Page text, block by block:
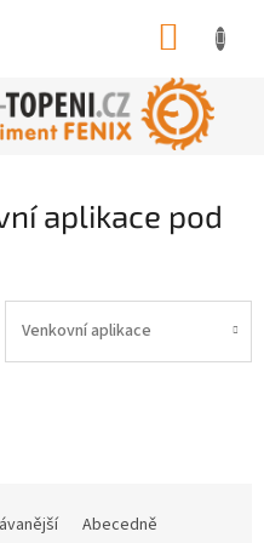
aplikace pod
Venkovní aplikace
Abecedně